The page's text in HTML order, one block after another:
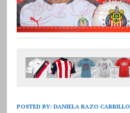
POSTED BY: DANIELA RAZO CARRILLO